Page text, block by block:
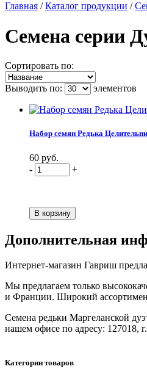
Главная /Каталог продукции /
Семена серии
Сортировать по:
Выводить по: элементов
Набор семян Редька
60 руб.
-
+
Дополнительная
Интернет-магазин Гавриш
Мы предлагаем только
и Франции. Широкий
Семена редьки Маргеланской
нашем офисе по адресу: 127018,
Категории товаров